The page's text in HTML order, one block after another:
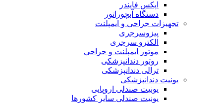
اپکس فایندر
دستگاه آبچوراتور
تجهیزات جراحی و ایمپلنت
پیزوسرجری
الکترو سرجری
موتور ایمپلنت و جراحی
روتور دندانپزشکی
ترالی دندانپزشکی
یونیت دندانپزشکی
یونیت صندلی اروپایی
یونیت صندلی سایر کشورها